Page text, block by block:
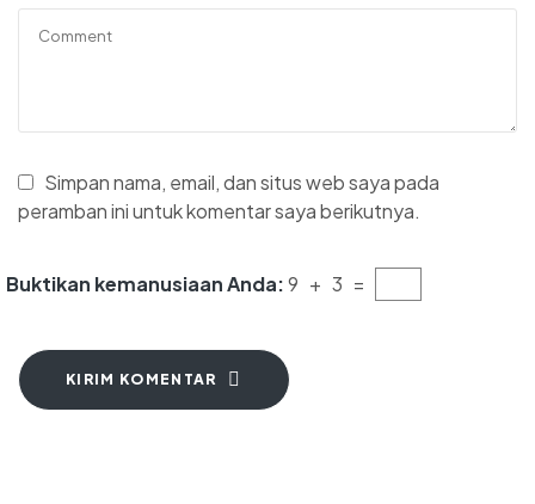
Simpan nama, email, dan situs web saya pada
peramban ini untuk komentar saya berikutnya.
Buktikan kemanusiaan Anda:9 + 3 =
KIRIM KOMENTAR